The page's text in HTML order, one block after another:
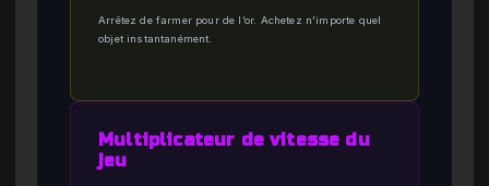
Arrêtez de farmer pour de l’or. Achetez n’importe quel
objet instantanément.
Multiplicateur de vitesse du
jeu